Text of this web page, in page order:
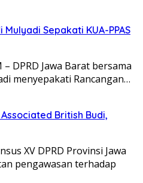
Penguatan Modal BPR
– Komisi III DPRD
BPR Cirebon…